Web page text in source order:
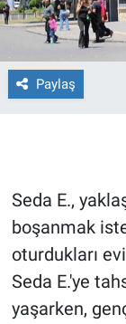
Paylaş
Seda E.,
boşanmak
oturdukları
Seda E.'ye
yaşarken,
Gün
Gün Bitiyor
Günün
Haber
İlan